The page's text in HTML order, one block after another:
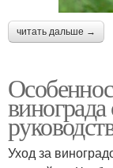
читать дальше →
Уход за